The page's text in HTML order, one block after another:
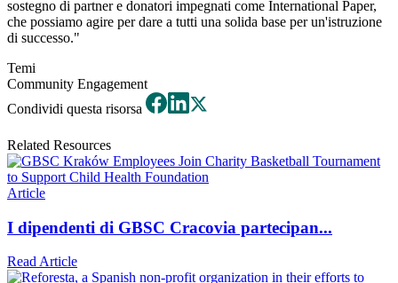
sostegno di partner e donatori impegnati come International Paper,
che possiamo agire per dare a tutti una solida base per un'istruzione
di successo."
Temi
Community Engagement
Condividi questa risorsa
Related Resources
Article
I dipendenti di GBSC Cracovia partecipan...
Read Article